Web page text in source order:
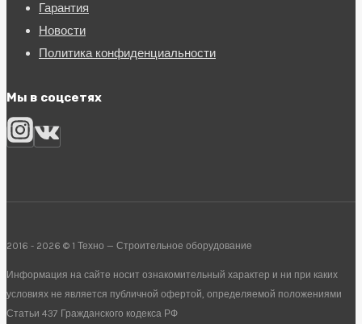
Гарантия
Новости
Политика конфиденциальности
Мы в соцсетях
2016 - 2026 © 1 Техно — Строительное оборудование
Информация на сайте носит ознакомительный характер и ни при каких
условиях не является публичной офертой, определяемой положениями
Статьи 437 Гражданского кодекса РФ